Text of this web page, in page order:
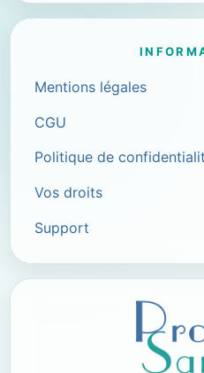
Mentions légales
CGU
Politique de
Vos droits
Support